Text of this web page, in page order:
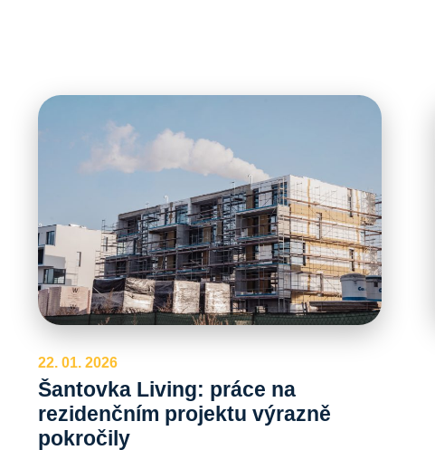
22. 01. 2026
Šantovka Living: práce na
rezidenčním projektu výrazně
pokročily